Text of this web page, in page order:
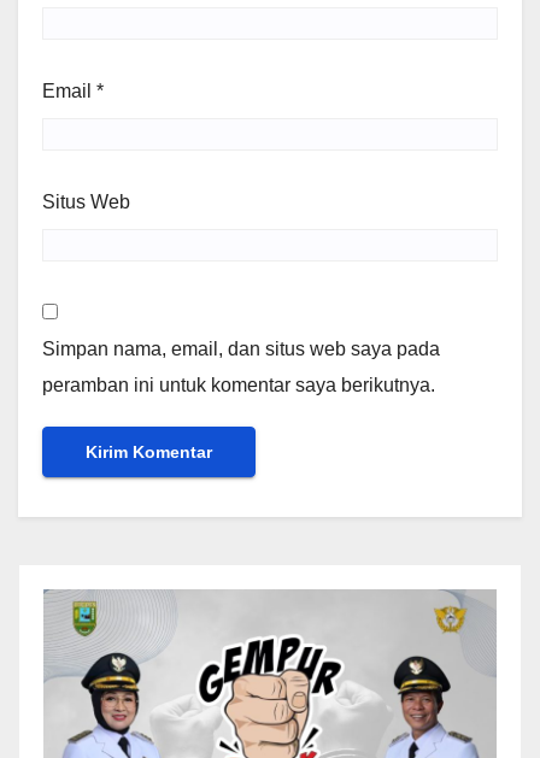
Email *
Situs Web
Simpan nama, email, dan situs web saya pada
peramban ini untuk komentar saya berikutnya.